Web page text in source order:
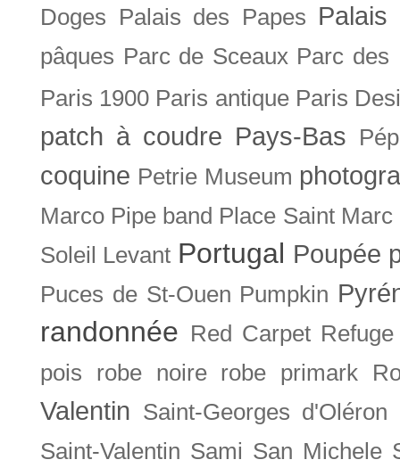
Doges
Palais des Papes Palais
pâques Parc de Sceaux Parc des
Paris 1900 Paris antique Paris
patch à coudre Pays-Bas
coquine Petrie Museum
Marco Pipe band Place Saint Marc
Soleil Levant Portugal Poupée
Puces de St-Ouen Pumpkin
randonnée Red Carpet Refuge
pois
robe noire robe primark
Valentin Saint-Georges d'Oléron
Saint-Valentin Sami San Michele